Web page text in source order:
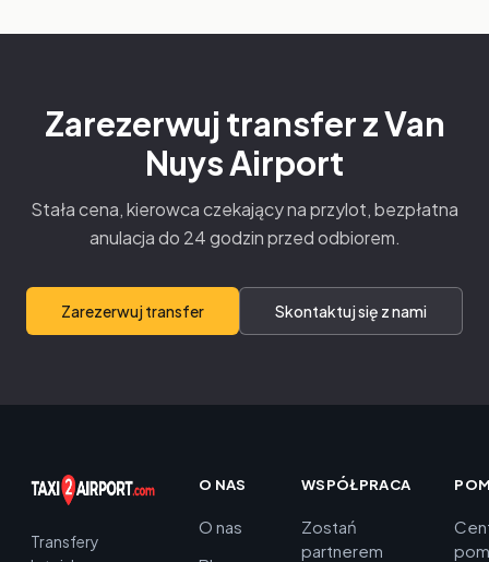
Zarezerwuj transfer z Van
Nuys Airport
Stała cena, kierowca czekający na przylot, bezpłatna
anulacja do 24 godzin przed odbiorem.
Zarezerwuj transfer Skontaktuj się z nami
Transfery
O NAS
O nas
WSPÓŁPRACA
Zostań
partnerem